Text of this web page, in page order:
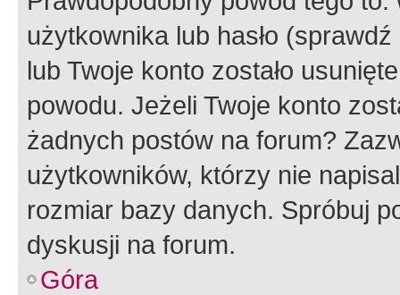
użytkownika lub hasło
lub Twoje konto zostało
powodu. Jeżeli Twoje konto
żadnych postów na forum?
użytkowników, którzy nie
rozmiar bazy danych. Spróbuj
dyskusji na forum.
Góra